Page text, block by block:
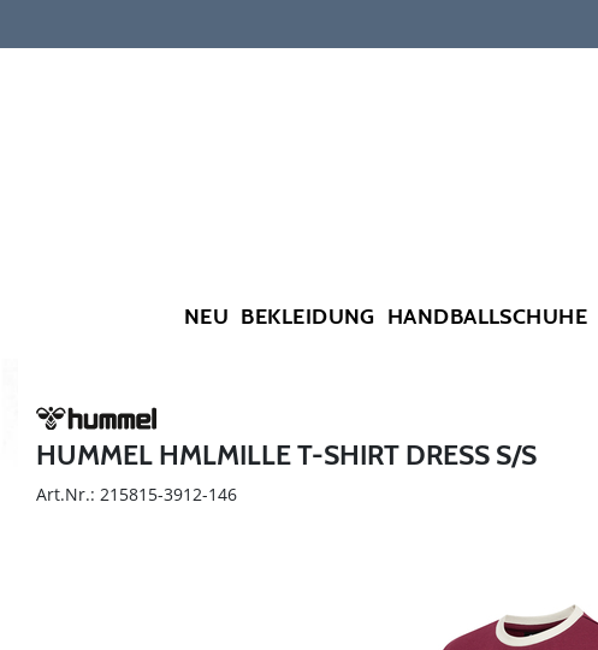
NEU BEKLEIDUNG HANDBALLSCHUHE
HUMMEL HMLMILLE T-SHIRT DRESS S/S
Art.Nr.: 215815-3912-146